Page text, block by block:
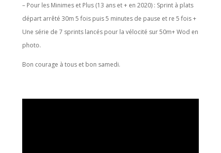
– Pour les Minimes et Plus (13 ans et + en 2020) : Sprint à plats
départ arrêté 30m 5 fois puis 5 minutes de pause et re 5 fois +
Une série de 7 sprints lancés pour la vélocité sur 50m+ Wod en
photo.
Bon courage à tous et bon samedi.